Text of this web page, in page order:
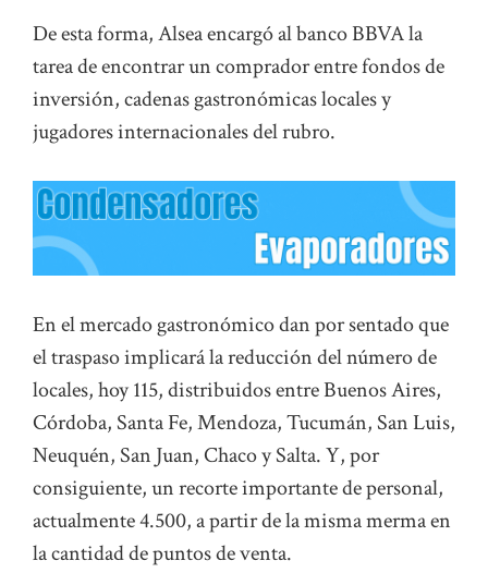
De esta forma, Alsea encargó al banco BBVA la
tarea de encontrar un comprador entre fondos de
inversión, cadenas gastronómicas locales y
jugadores internacionales del rubro.
En el mercado gastronómico dan por sentado que
el traspaso implicará la reducción del número de
locales, hoy 115, distribuidos entre Buenos Aires,
Córdoba, Santa Fe, Mendoza, Tucumán, San Luis,
Neuquén, San Juan, Chaco y Salta. Y, por
consiguiente, un recorte importante de personal,
actualmente 4.500, a partir de la misma merma en
la cantidad de puntos de venta.